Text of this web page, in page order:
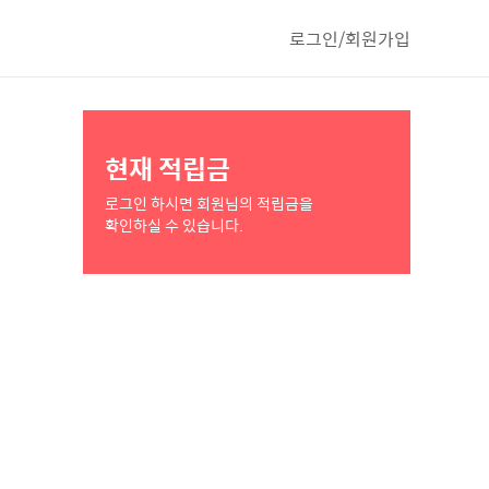
로그인/회원가입
현재 적립금
로그인 하시면 회원님의 적립금을
확인하실 수 있습니다.